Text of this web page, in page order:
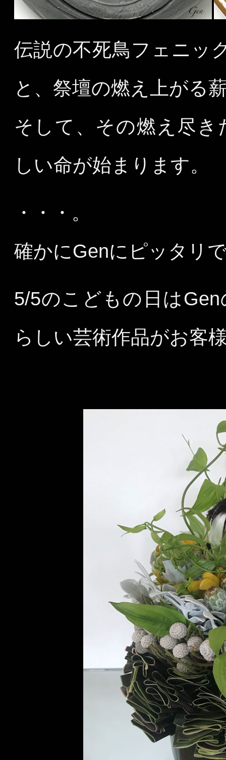
伝説の不死鳥フェニッ
と、祭壇の燃え上がる
そして、その燃え尽
しい命が始まります。
・・・。
確かにGenにピッタリ
5/5のこどもの日は
らしい芸術作品がお客